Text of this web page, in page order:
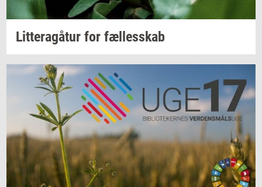
Lit­tera­gå­tur for fæl­les­skab